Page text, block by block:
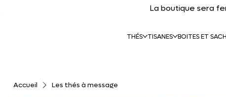
La boutique sera
THÉS TISANES BOITES ET
Accueil Les thés à message